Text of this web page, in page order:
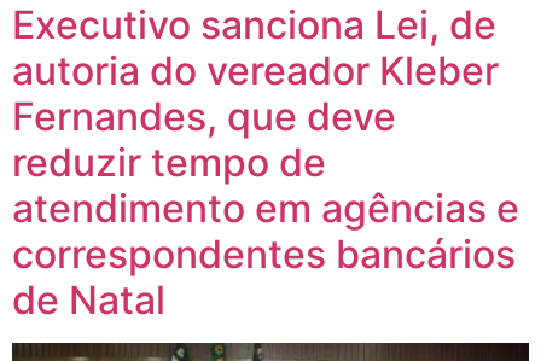
Executivo sanciona Lei, de
autoria do vereador Kleber
Fernandes, que deve
reduzir tempo de
atendimento em agências e
correspondentes bancários
de Natal